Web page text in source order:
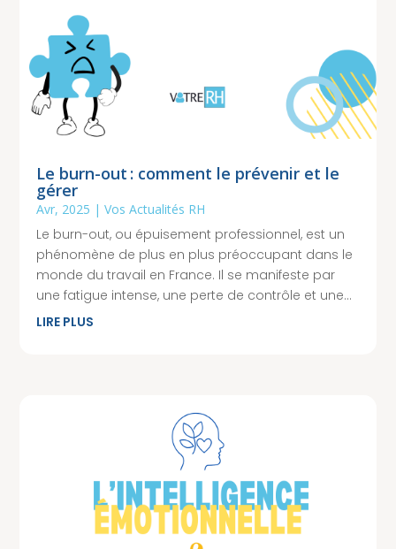
Le burn-out : comment le prévenir et le
gérer
Avr, 2025 |Vos Actualités RH
Le burn-out, ou épuisement professionnel, est un
phénomène de plus en plus préoccupant dans le
monde du travail en France. Il se manifeste par
une fatigue intense, une perte de contrôle et une...
LIRE PLUS